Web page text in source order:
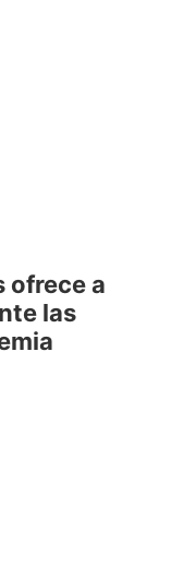
ofrece a
las